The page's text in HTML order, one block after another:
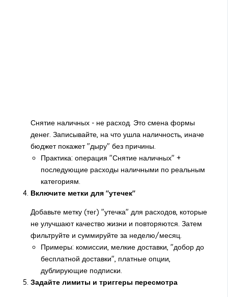
Снятие наличных - не расход. Это смена формы
денег. Записывайте, на что ушла наличность, иначе
бюджет покажет "дыру" без причины.
Практика: операция "Снятие наличных" +
последующие расходы наличными по реальным
категориям.
Включите метки для "утечек"
Добавьте метку (тег) "утечка" для расходов, которые
не улучшают качество жизни и повторяются. Затем
фильтруйте и суммируйте за неделю/месяц.
Примеры: комиссии, мелкие доставки, "добор до
бесплатной доставки", платные опции,
дублирующие подписки.
Задайте лимиты и триггеры пересмотра